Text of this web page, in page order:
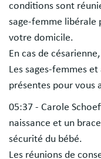
conditions sont
sage-femme libérale
votre domicile.
En cas de
Les sages-femmes
présentes pour vous
05:37 - Carole
naissance et un
sécurité du bébé.
Les réunions de